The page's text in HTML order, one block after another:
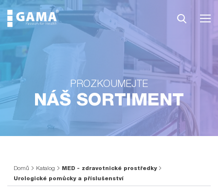
PROZKOUMEJTE
NÁŠ SORTIMENT
Domů Katalog
MED - zdravotnické prostředky
Urologické pomůcky a příslušenství